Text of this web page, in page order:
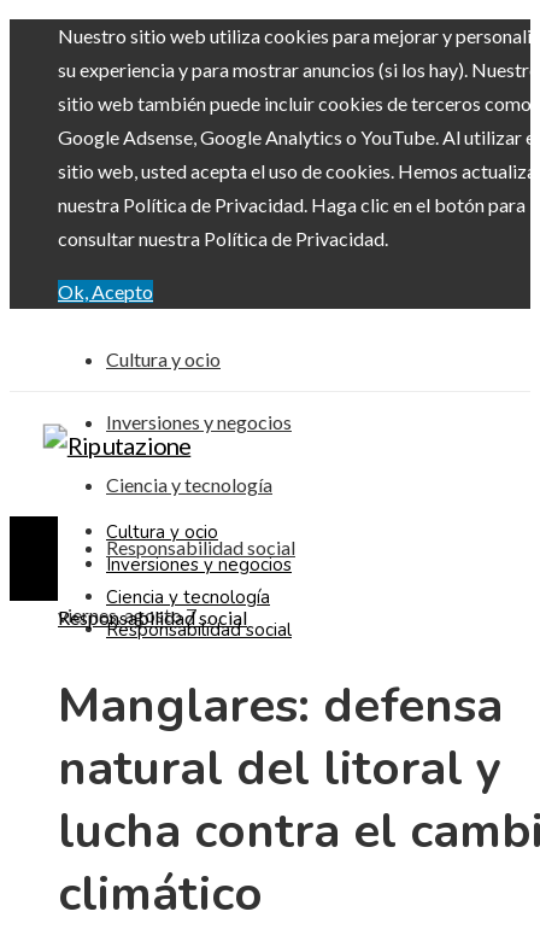
Nuestro sitio web utiliza cookies para mejorar y
su experiencia y para mostrar anuncios (si los hay). Nuestro
sitio web también puede incluir cookies de terceros como
Google Adsense, Google Analytics o YouTube. Al utilizar el
sitio web, usted acepta el uso de cookies. Hemos
nuestra Política de Privacidad. Haga clic en el botón para
consultar nuestra Política de Privacidad.
Ok, Acepto
Cultura y ocio
Inversiones y negocios
Ciencia y tecnología
Responsabilidad social
viernes, agosto 7
Cultura y ocio
Inversiones y negocios
Ciencia y tecnología
Responsabilidad social
Responsabilidad social
Manglares: defensa
natural del litoral y
lucha contra el
climático